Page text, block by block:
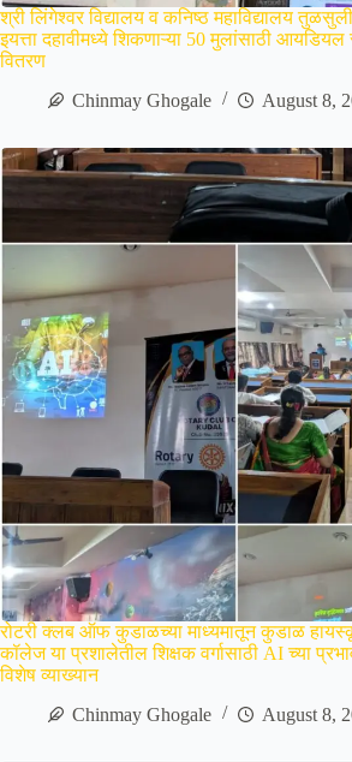
श्री लिंगेश्वर विद्यालय व कनिष्ठ महाविद्यालय
इयत्ता दहावीमध्ये शिकणाऱ्या 50 मुलांसाठी
वितरण
Chinmay Ghogale
August 8,
रोटरी क्लब ऑफ कुडाळच्या माध्यमातून कुडाळ
कॉलेज या प्रशालेतील शिक्षक वर्गासाठी AI च्या
विशेष व्याख्यान
Chinmay Ghogale
August 8,